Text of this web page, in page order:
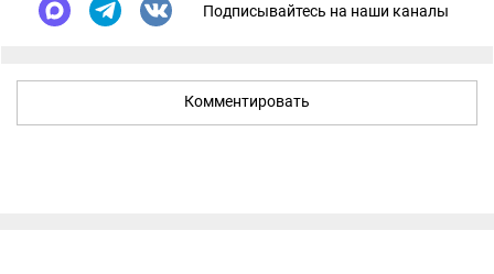
Подписывайтесь на наши каналы
Комментировать